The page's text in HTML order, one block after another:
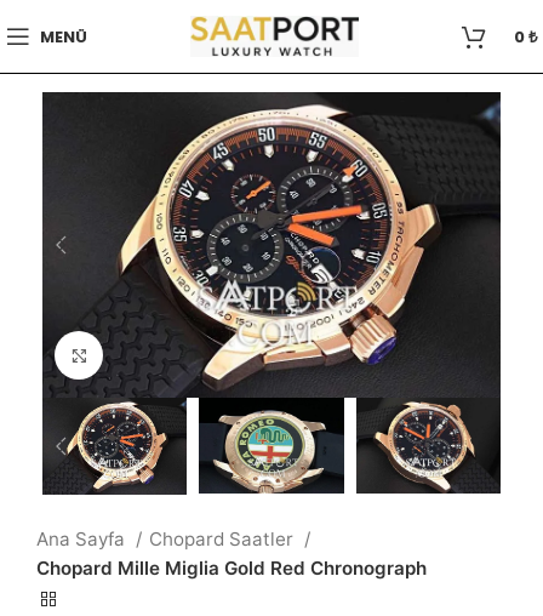
MENÜ 0₺
Büyütmek için tıklayın
Ana Sayfa
Chopard Saatler
Chopard Mille Miglia Gold Red Chronograph